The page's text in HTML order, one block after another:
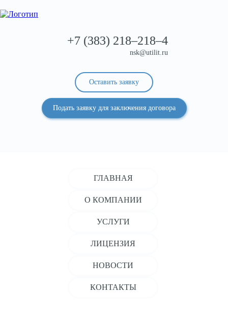
+7 (383) 218–218–4
nsk@utilit.ru
Оставить заявку
Подать заявку для заключения договора
ГЛАВНАЯ
О КОМПАНИИ
УСЛУГИ
ЛИЦЕНЗИЯ
НОВОСТИ
КОНТАКТЫ